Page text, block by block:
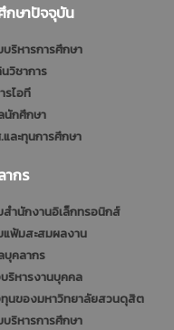
กษาปัจจุบัน
บริหารการศึกษา
วิชาการ
รไอที
นักศึกษา
ละทุนการศึกษา
ากร
สำนักงานอิเล็กทรอนิกส์
แฟ้มสะสมผลงาน
บุคลากร
ริหารงานบุคคล
นของมหาวิทยาลัยสวนดุสิต
บริหารการศึกษา